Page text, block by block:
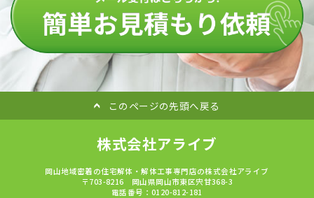
このページの先頭へ戻る
株式会社アライブ
岡山地域密着の住宅解体・解体工事専門店の株式会社アライブ
〒703-8216 岡山県岡山市東区宍甘368-3
電話番号：0120-812-181